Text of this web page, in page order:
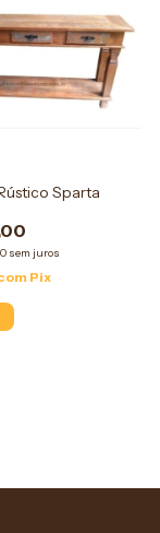
Sparta
sem juros
Pix